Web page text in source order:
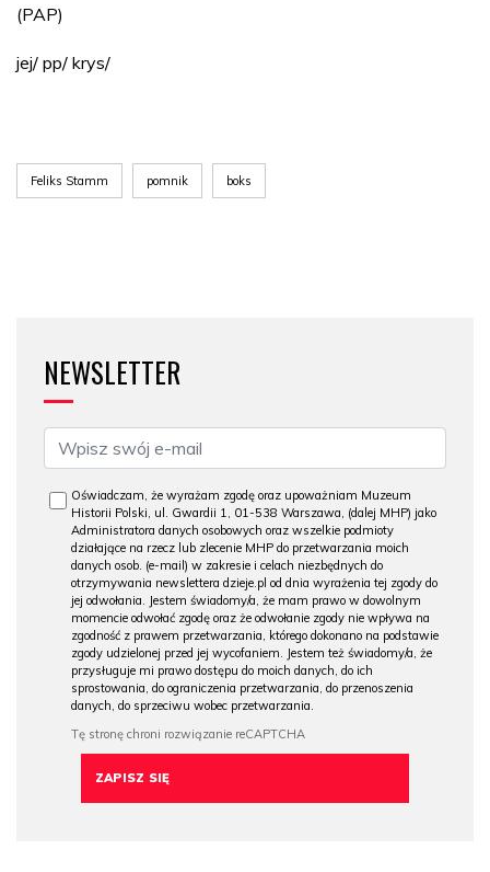
(PAP)
jej/ pp/ krys/
Feliks Stamm pomnik boks
NEWSLETTER
Oświadczam, że wyrażam zgodę oraz upoważniam Muzeum
Historii Polski, ul. Gwardii 1, 01-538 Warszawa, (dalej MHP) jako
Administratora danych osobowych oraz wszelkie podmioty
działające na rzecz lub zlecenie MHP do przetwarzania moich
danych osob. (e-mail) w zakresie i celach niezbędnych do
otrzymywania newslettera dzieje.pl od dnia wyrażenia tej zgody do
jej odwołania. Jestem świadomy/a, że mam prawo w dowolnym
momencie odwołać zgodę oraz że odwołanie zgody nie wpływa na
zgodność z prawem przetwarzania, którego dokonano na podstawie
zgody udzielonej przed jej wycofaniem. Jestem też świadomy/a, że
przysługuje mi prawo dostępu do moich danych, do ich
sprostowania, do ograniczenia przetwarzania, do przenoszenia
danych, do sprzeciwu wobec przetwarzania.